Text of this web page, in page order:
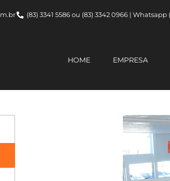
(83) 3341 5586 ou (83) 3342 0966 | Whatsapp
HOME EMPRESA